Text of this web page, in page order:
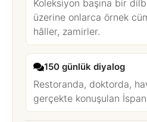
Koleksiyon başına bir
üzerine onlarca örnek
hâller, zamirler.
150 günlük diyalog
Restoranda, doktorda,
gerçekte konuşulan